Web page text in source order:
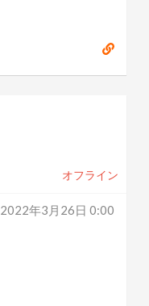
オフライン
2022年3月26日 0:00